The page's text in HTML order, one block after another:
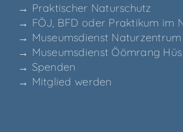
→ Prak­ti­scher Naturschutz
→ FÖJ, BFD oder Prak­ti­kum im
→ Muse­ums­dienst Naturzentrum
→ Muse­ums­dienst Ööm­rang Hüs
→ Spen­den
→ Mit­glied werden